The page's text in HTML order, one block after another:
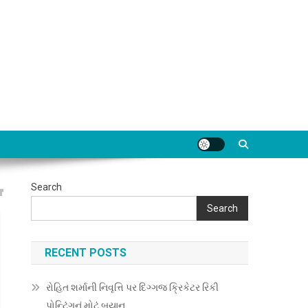
Search
Search
RECENT POSTS
રોહિત શર્માની નિવૃત્તિ પર દિગ્ગજ ક્રિકેટર રિકી
પોન્ટિંગનું મોટું બયાન…